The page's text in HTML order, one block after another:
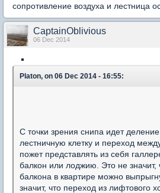
сопротивление воздуха и лестница
CaptainOblivious
06 Dec 2014
Platon, on 06 Dec 2014 - 16:55:
С точки зрения снипа идет
лестничную клетку и переход
пожет представлять из себя
балкон или лоджию. Это не значит,
балкона в квартире можно
значит, что переход из лифтового